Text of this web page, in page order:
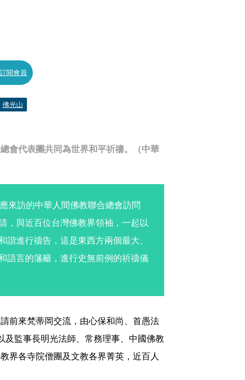
會代表團共同為世界和平祈禱。（中華
閱會員
佛光山
來訪的中華人間佛教聯合總會訪問
，與近百位台灣佛教界領袖，一起以
進行禱告，這是東西方兩個最大、
語言的籓籬，進行史無前例的祈禱儀
前來梵蒂岡交流，由心保和尚、首愚法
監事長明光法師、常務理事、中國佛教
界各寺院僧團及文教各界菁英，近百人